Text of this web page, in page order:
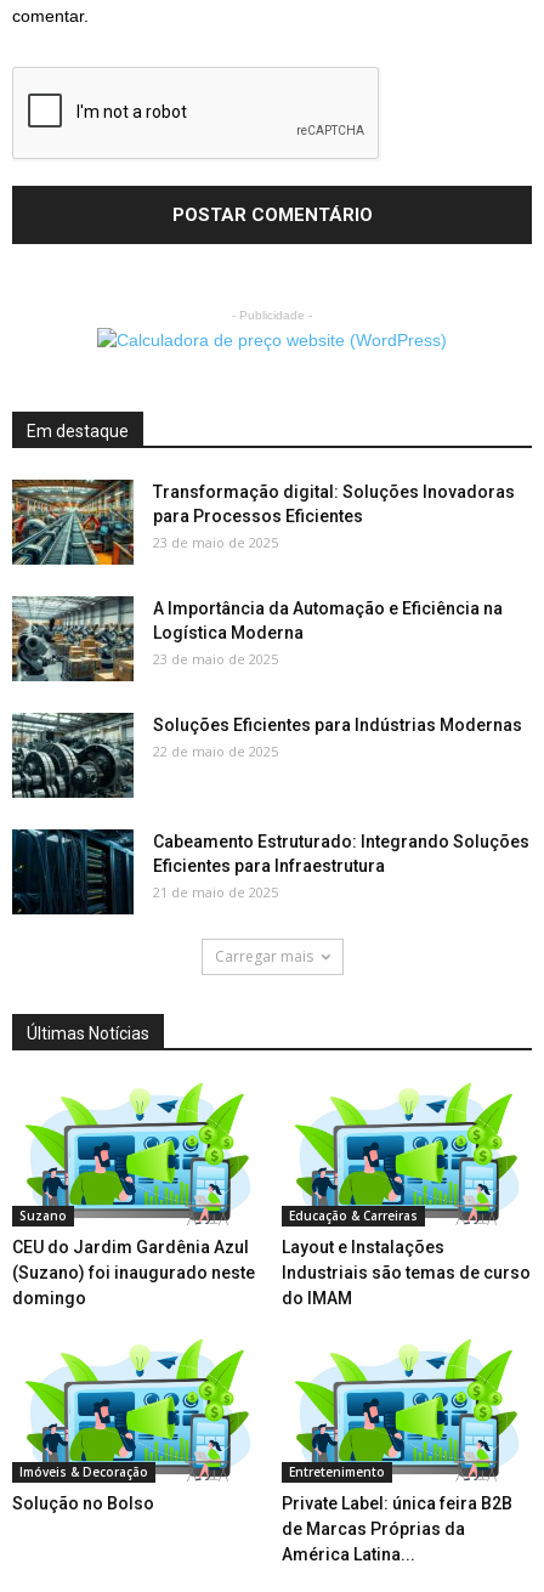
comentar.
- Publicidade -
Em destaque
Transformação digital: Soluções Inovadoras
para Processos Eficientes
23 de maio de 2025
A Importância da Automação e Eficiência na
Logística Moderna
23 de maio de 2025
Soluções Eficientes para Indústrias Modernas
22 de maio de 2025
Cabeamento Estruturado: Integrando Soluções
Eficientes para Infraestrutura
21 de maio de 2025
Carregar mais
Últimas Notícias
Suzano
CEU do Jardim Gardênia Azul
(Suzano) foi inaugurado neste
domingo
Educação & Carreiras
Layout e Instalações
Industriais são temas de curso
do IMAM
Imóveis & Decoração
Solução no Bolso
Entretenimento
Private Label: única feira B2B
de Marcas Próprias da
América Latina...